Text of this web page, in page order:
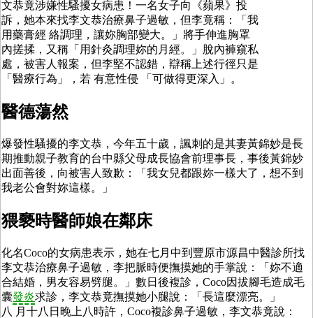
文恭竟涉嫌性騷擾女病患！一名女子向《蘋果》投
訴，她本來找李文恭治療鼻子過敏，但李竟稱：「我
用藥膏經 絡調理，讓妳胸部變大。」將手伸進胸罩
內搓揉，又稱「用針灸調理妳的月經。」脫內褲窺私
處，被害人報案，但李堅不認錯，辯稱上述行徑只是
「醫療行為」，若 有意性侵 「可做得更深入」。
醫德蕩然
爆發性騷擾的李文恭，今年五十歲，諷刺的是其妻黃錦妙是長
期推動親子教育的台中縣父母成長協會前理事長，事後黃錦妙
出面善後，向被害人致歉：「我女兒都跟妳一樣大了，想不到
我老公會對妳這樣。」
猥褻時醫師娘在鄰床
化名Coco的女病患表示，她在七月中到豐原市源昌中醫診所找
李文恭治療鼻子過敏，李把脈時便撫摸她的手掌說：「妳不適
合結婚，男友容易劈腿。」數日後複診，Coco因拔腳毛造成毛
囊發炎求診，李文恭竟撫摸她小腿說：「長這麼漂亮。」
八 月十八日晚上八時許，Coco複診鼻子過敏，李文恭竟說：